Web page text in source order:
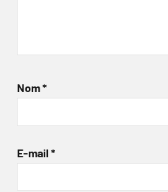
Nom*
E-mail *